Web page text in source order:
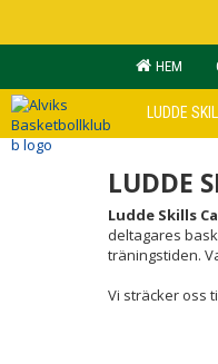
HEM
LUDDE
LUDDE
Ludde Skills
deltagares
träningstiden.
Vi sträcker oss